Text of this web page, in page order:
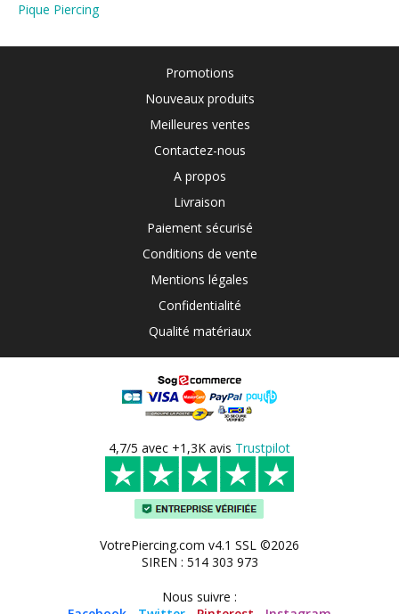
Pique Piercing
Promotions
Nouveaux produits
Meilleures ventes
Contactez-nous
A propos
Livraison
Paiement sécurisé
Conditions de vente
Mentions légales
Confidentialité
Qualité matériaux
4,7/5 avec +1,3K avis Trustpilot
VotrePiercing.com v4.1 SSL ©2026
SIREN : 514 303 973
Nous suivre :